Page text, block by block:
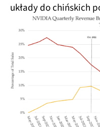
układy do chińskich